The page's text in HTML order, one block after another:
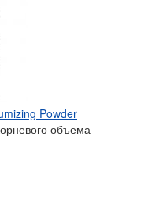
Powder
объема